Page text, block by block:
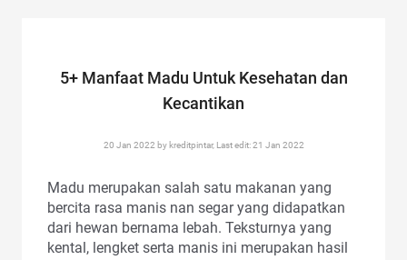
5+ Manfaat Madu Untuk Kesehatan dan
Kecantikan
20 Jan 2022 by kreditpintar, Last edit: 21 Jan 2022
Madu merupakan salah satu makanan yang
bercita rasa manis nan segar yang didapatkan
dari hewan bernama lebah. Teksturnya yang
kental, lengket serta manis ini merupakan hasil